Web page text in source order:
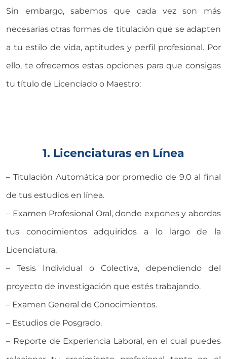
Sin embargo, sabemos que cada vez son más
necesarias otras formas de titulación que se adapten
a tu estilo de vida, aptitudes y perfil profesional. Por
ello, te ofrecemos estas opciones para que consigas
tu título de Licenciado o Maestro:
1. Licenciaturas en Línea
– Titulación Automática por promedio de 9.0 al final
de tus estudios en línea.
– Examen Profesional Oral, donde expones y abordas
tus conocimientos adquiridos a lo largo de la
Licenciatura.
– Tesis Individual o Colectiva, dependiendo del
proyecto de investigación que estés trabajando.
– Examen General de Conocimientos.
– Estudios de Posgrado.
– Reporte de Experiencia Laboral, en el cual puedes